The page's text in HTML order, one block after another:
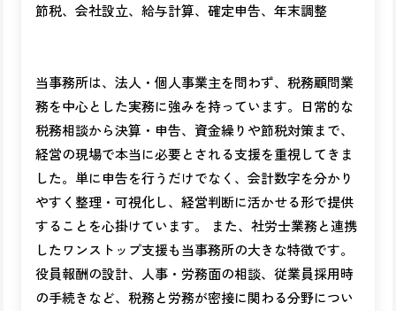
節税、会社設立、給与計算、確定申告、年末調整
当事務所は、法人・個人事業主を問わず、税務顧問業
務を中心とした実務に強みを持っています。日常的な
税務相談から決算・申告、資金繰りや節税対策まで、
経営の現場で本当に必要とされる支援を重視してきま
した。単に申告を行うだけでなく、会計数字を分かり
やすく整理・可視化し、経営判断に活かせる形で提供
することを心掛けています。 また、社労士業務と連携
したワンストップ支援も当事務所の大きな特徴です。
役員報酬の設計、人事・労務面の相談、従業員採用時
の手続きなど、税務と労務が密接に関わる分野につい